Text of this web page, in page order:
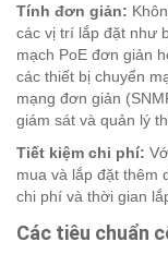
Tính đơn giản:
các vị trí lắp đặt như
mạch PoE đơn giản
các thiết bị chuyển
mạng đơn giản
giám sát và quản lý
Tiết kiệm chi phí:
mua và lắp đặt thêm
chi phí và thời gian
Các tiêu chuẩn